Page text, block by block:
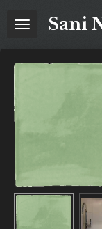
direct
hoofdinhoud